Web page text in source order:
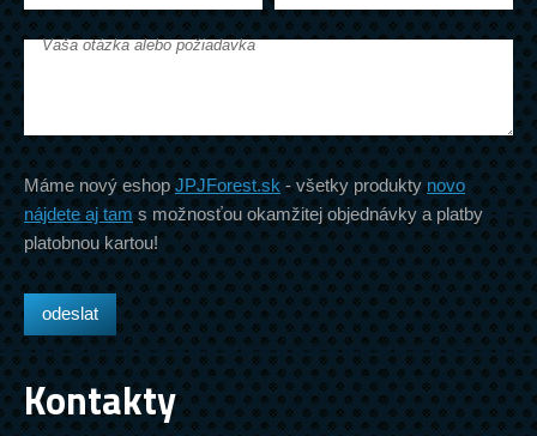
Vaša otázka alebo požiadavka
Máme nový eshopJPJForest.sk- všetky produktynovo
nájdete aj tams možnosťou okamžitej objednávky a platby
platobnou kartou!
Kontakty